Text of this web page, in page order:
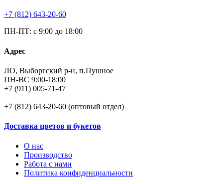
+7 (812) 643-20-60
ПН-ПТ: с 9:00 до 18:00
Адрес
ЛО, Выборгский р-н, п.Пушное
ПН-ВС 9:00-18:00
+7 (911) 005-71-47
+7 (812) 643-20-60 (оптовый отдел)
Доставка цветов и букетов
О нас
Производство
Работа с нами
Политика конфиденциальности